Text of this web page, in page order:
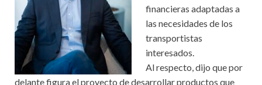
financieras adaptadas a
las necesidades de los
transportistas
interesados.
Al respecto, dijo que por
delante figura el proyecto de desarrollar productos que